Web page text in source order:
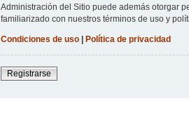
Administración del Sitio puede además otorgar
familiarizado con nuestros términos de uso y
Condiciones de uso| Política de privacidad
Registrarse